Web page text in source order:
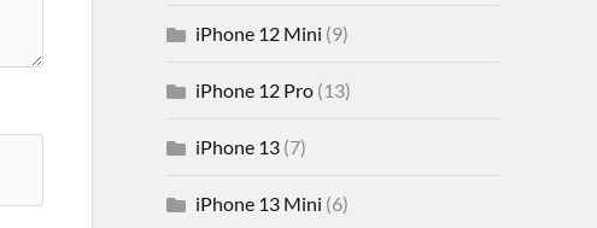
iPhone 12 Mini (9)
iPhone 12 Pro(13)
iPhone 13(7)
iPhone 13 Mini (6)